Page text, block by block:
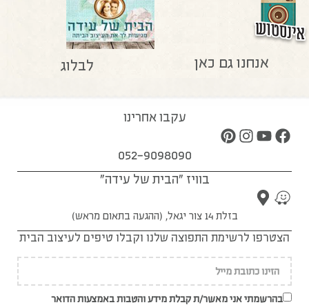
אנחנו גם כאן לבלוג
עקבו אחרינו
052-9098090
בוויז "הבית של עידה"
בזלת 14 צור יגאל, (ההגעה בתאום מראש)
הצטרפו לרשימת התפוצה שלנו וקבלו טיפים לעיצוב הבית
בהרשמתי אני מאשר/ת קבלת מידע והטבות באמצעות הדואר